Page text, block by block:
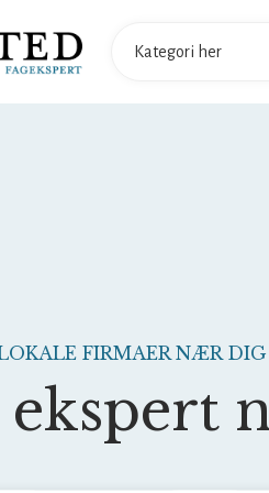
FIRMAER NÆR DIG